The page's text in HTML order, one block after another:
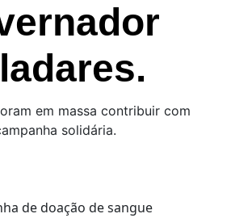
em massa contribuir com
solidária.